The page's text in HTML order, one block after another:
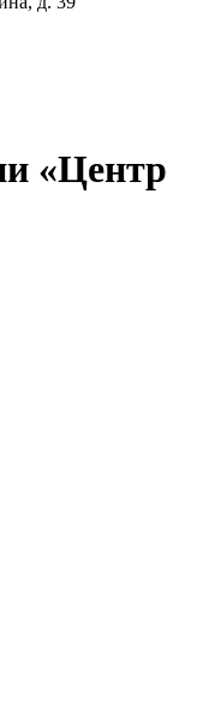
«Центр